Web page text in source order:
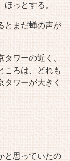
っとする。
とまだ蝉の声が
ワーの近く、
ころは、どれも
ワーが大きく
と思っていたの